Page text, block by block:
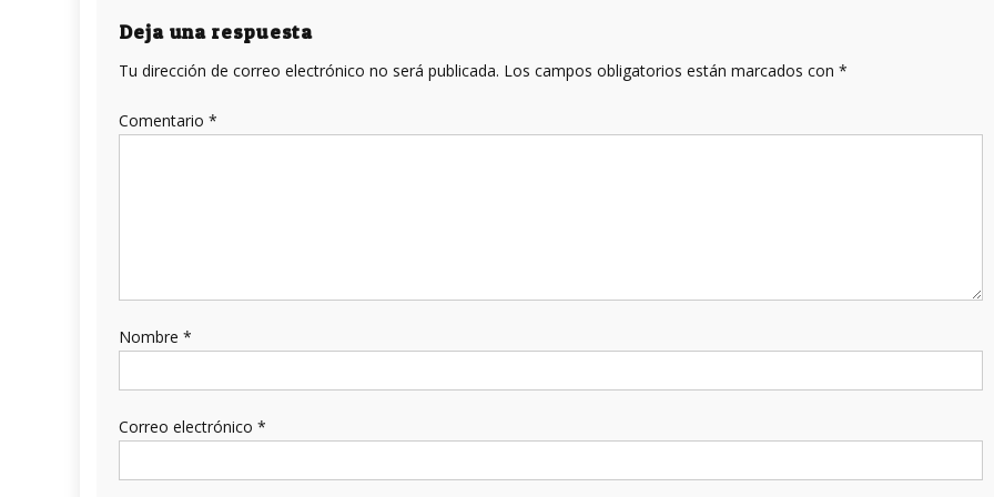
entradas
Deja una respuesta
Tu dirección de correo electrónico no será publicada. Los campos obligatorios están marcados con *
Comentario *
Nombre *
Correo electrónico *